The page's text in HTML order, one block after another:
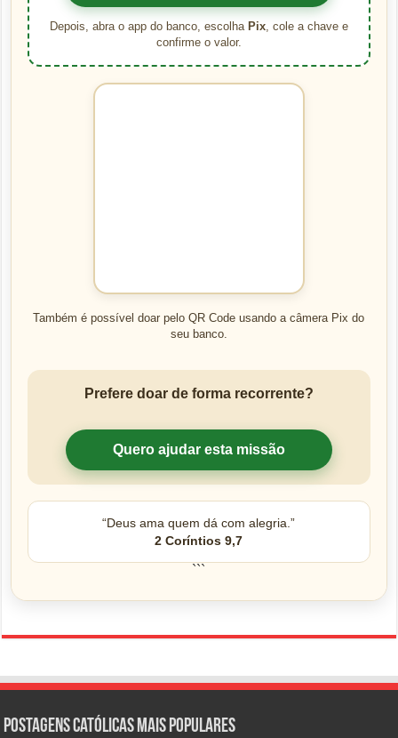
Depois, abra o app do banco, escolha Pix, cole a chave e
confirme o valor.
Também é possível doar pelo QR Code usando a câmera Pix do
seu banco.
Prefere doar de forma recorrente?
Quero ajudar esta missão
“Deus ama quem dá com alegria.”
2 Coríntios 9,7
```
Postagens católicas mais Populares